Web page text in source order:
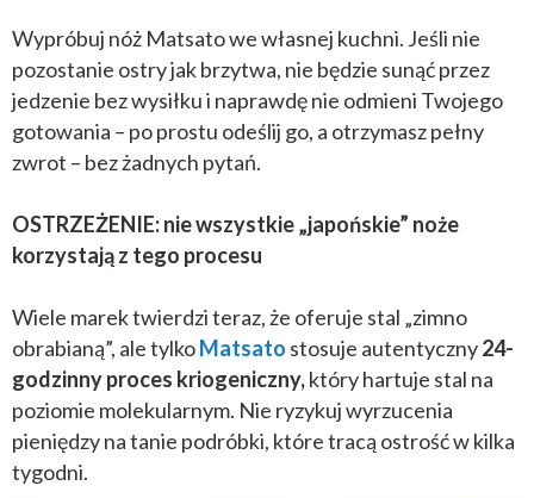
Wypróbuj nóż Matsato we własnej kuchni. Jeśli nie
pozostanie ostry jak brzytwa, nie będzie sunąć przez
jedzenie bez wysiłku i naprawdę nie odmieni Twojego
gotowania – po prostu odeślij go, a otrzymasz pełny
zwrot – bez żadnych pytań.
OSTRZEŻENIE: nie wszystkie „japońskie” noże
korzystają z tego procesu
Wiele marek twierdzi teraz, że oferuje stal „zimno
obrabianą”, ale tylkoMatsato stosuje autentyczny24-
godzinny proces kriogeniczny,który hartuje stal na
poziomie molekularnym. Nie ryzykuj wyrzucenia
pieniędzy na tanie podróbki, które tracą ostrość w kilka
tygodni.